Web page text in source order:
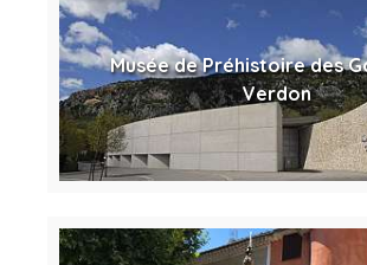
Musée de Préhistoire des
Verdon